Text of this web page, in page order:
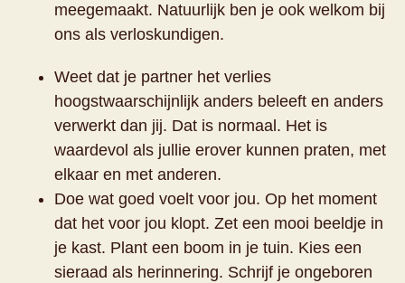
meegemaakt. Natuurlijk ben je ook welkom bij
ons als verloskundigen.
Weet dat je partner het verlies
hoogstwaarschijnlijk anders beleeft en anders
verwerkt dan jij. Dat is normaal. Het is
waardevol als jullie erover kunnen praten, met
elkaar en met anderen.
Doe wat goed voelt voor jou. Op het moment
dat het voor jou klopt. Zet een mooi beeldje in
je kast. Plant een boom in je tuin. Kies een
sieraad als herinnering. Schrijf je ongeboren